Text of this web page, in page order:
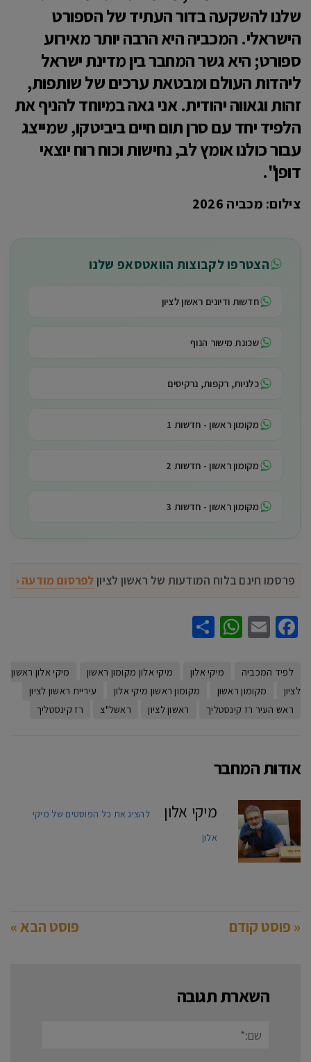
שלנו להשקעה בדור העתיד של הספורט
הישראלי. המכביה היא הרבה יותר מאירוע
ספורט; היא גשר המחבר בין מדינת ישראל
ליהדות העולם ומבטאת ערכים של שותפות,
זהות וגאווה יהודית. אני גאה במיוחד להניף את
הלפיד יחד עם סרן תום חיים ביביטקו, שמייצג
עבור כולנו אומץ לב, נחישות וכוח רוח יוצאי
דופן".
צילום: מכביה 2026
הצטרפו לקבוצות הוואטסאפ שלנו
חדשות ודיונים ראשון לציון
שכונת מישור הנוף
כלניות, רקפות, נרקיסים
מקומון ראשון - חדשות 1
מקומון ראשון - חדשות 2
מקומון ראשון - חדשות 3
פרסמו חינם בלוח המודעות של ראשון לציון לפרסום מודעה ‹
Facebook
Email
WhatsApp
לפיד המכביה מיקי אלון מיקי אלון מקומון ראשון
מיקי אלון ראשון
לציון
מקומון ראשון מקומון ראשון מיקי אלון
עיריית ראשון לציון
ראש העיר רז קינסטליך
ראשון לציון ראשל"צ רז קינסטליך
אודות המחבר
מיקי אלון
להציג את כל הפוסטים של מיקי
אלון
« פוסט קודם פוסט הבא »
השארת תגובה